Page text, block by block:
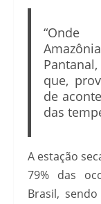
“Onde
que,
de
das
A estação
79% das
Brasil,